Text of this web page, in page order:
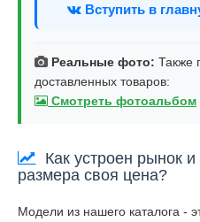
Вступить в
Реальные фото: Также
доставленных товаров:
Смотреть фотоальбом
Как устроен рынок
размера своя цена?
Модели из нашего каталога -